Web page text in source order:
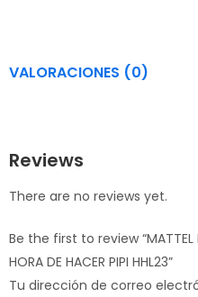
VALORACIONES (0)
Reviews
There are no reviews yet.
Be the first to review “MATTEL
HORA DE HACER PIPI HHL23”
Tu dirección de correo